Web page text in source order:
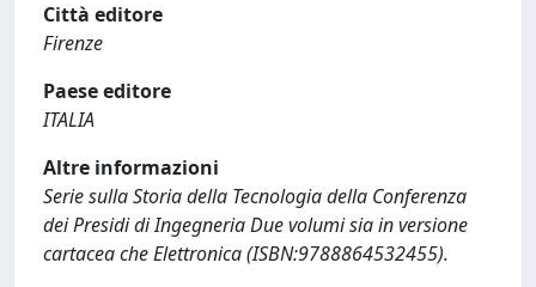
Città editore
Firenze
Paese editore
ITALIA
Altre informazioni
Serie sulla Storia della Tecnologia della Conferenza
dei Presidi di Ingegneria Due volumi sia in versione
cartacea che Elettronica (ISBN:9788864532455).